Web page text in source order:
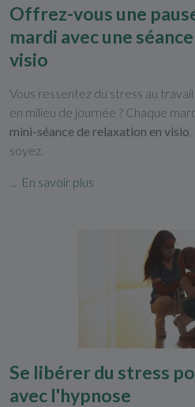
Offrez-vous une
mardi avec une
visio
Vous ressentez du stress au
en milieu de journée ? Chaque
mini-séance de relaxation en visio
soyez.
En savoir plus
Se libérer du stress
avec l'hypnose